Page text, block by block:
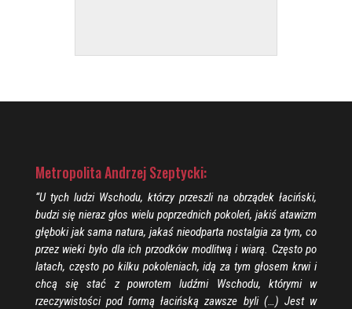
Metropolita Andrzej Szeptycki:
“U tych ludzi Wschodu, którzy przeszli na obrządek łaciński,
budzi się nieraz głos wielu poprzednich pokoleń, jakiś atawizm
głęboki jak sama natura, jakaś nieodparta nostalgia za tym, co
przez wieki było dla ich przodków modlitwą i wiarą. Często po
latach, często po kilku pokoleniach, idą za tym głosem krwi i
chcą się stać z powrotem ludźmi Wschodu, którymi w
rzeczywistości pod formą łacińską zawsze byli (…) Jest w